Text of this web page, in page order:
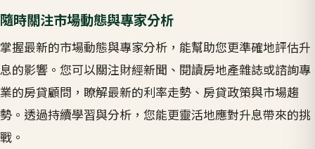
隨時關注市場動態與專家分析
掌握最新的市場動態與專家分析，能幫助您更準確地評估升
息的影響。您可以關注財經新聞、閱讀房地產雜誌或諮詢專
業的房貸顧問，瞭解最新的利率走勢、房貸政策與市場趨
勢。透過持續學習與分析，您能更靈活地應對升息帶來的挑
戰。